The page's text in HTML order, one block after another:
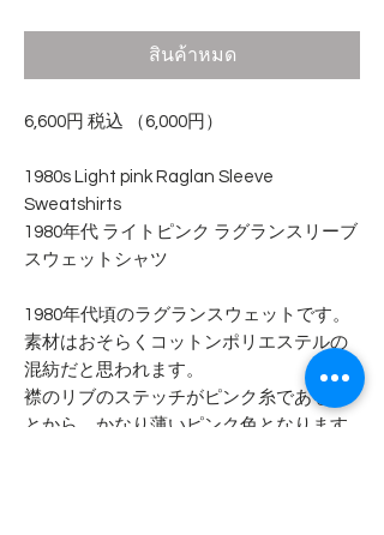
สินค้าหมด
6,600円 税込 （6,000円）
1980s Light pink Raglan Sleeve
Sweatshirts
1980年代 ライトピンク ラグランスリーブ
スウェットシャツ
1980年代頃のラグランスウェットです。
素材はおそらくコットンポリエステルの
混紡だと思われます。
襟のリブのステッチがピンク糸であるこ
とから、かなり薄いピンク色となります